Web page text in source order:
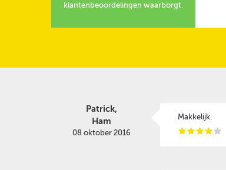
klantenbeoordelingen waarborgt.
Patrick,
Ham
08 oktober 2016
Makkelijk.
iiiii